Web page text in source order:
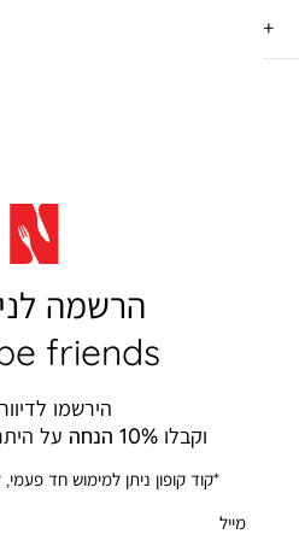
הרשמה
friends
הירשמו
וקבלו 10% הנחה על
*קוד קופון ניתן למימוש חד
מייל